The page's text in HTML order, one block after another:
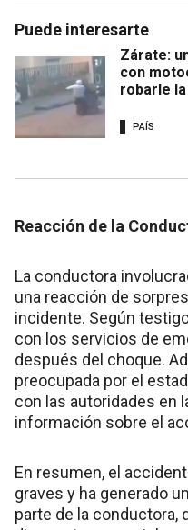
Puede interesarte
Zárate:
con
robarle
PAÍS
Reacción de la
La conductora
una reacción de
incidente. Según
con los servicios de
después del choque.
preocupada por el
con las autoridades en
información sobre el
En resumen, el
graves y ha generado
parte de la conductora,